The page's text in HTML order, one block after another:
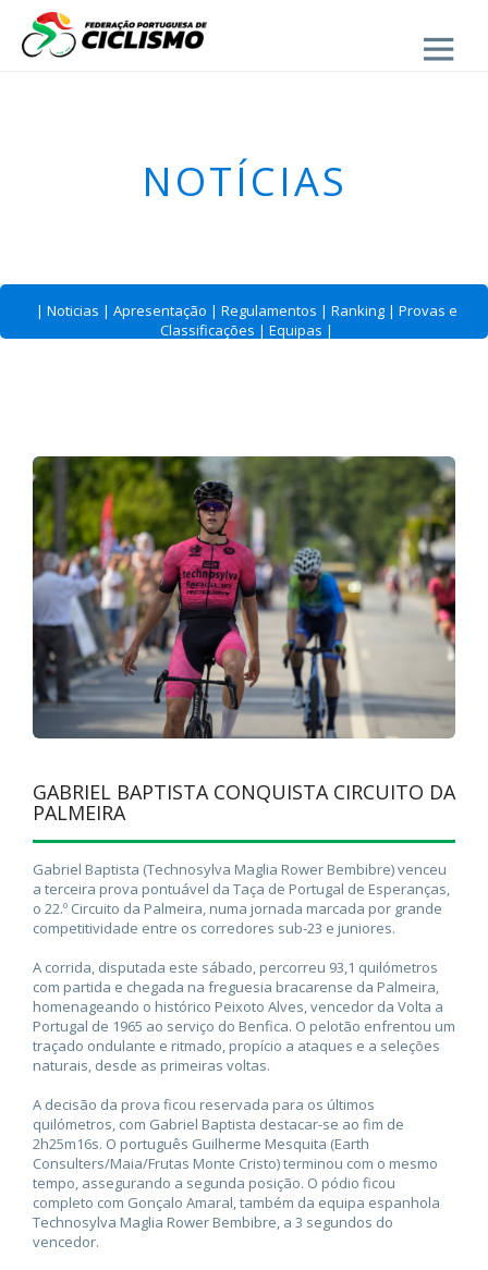
Close
- Estrada
NOTÍCIAS
| Noticias | Apresentação | Regulamentos | Ranking | Provas e
Classificações | Equipas |
GABRIEL BAPTISTA CONQUISTA CIRCUITO DA
PALMEIRA
Gabriel Baptista (Technosylva Maglia Rower Bembibre) venceu
a terceira prova pontuável da Taça de Portugal de Esperanças,
o 22.º Circuito da Palmeira, numa jornada marcada por grande
competitividade entre os corredores sub-23 e juniores.
A corrida, disputada este sábado, percorreu 93,1 quilómetros
com partida e chegada na freguesia bracarense da Palmeira,
homenageando o histórico Peixoto Alves, vencedor da Volta a
Portugal de 1965 ao serviço do Benfica. O pelotão enfrentou um
traçado ondulante e ritmado, propício a ataques e a seleções
naturais, desde as primeiras voltas.
A decisão da prova ficou reservada para os últimos
quilómetros, com Gabriel Baptista destacar-se ao fim de
2h25m16s. O português Guilherme Mesquita (Earth
Consulters/Maia/Frutas Monte Cristo) terminou com o mesmo
tempo, assegurando a segunda posição. O pódio ficou
completo com Gonçalo Amaral, também da equipa espanhola
Technosylva Maglia Rower Bembibre, a 3 segundos do
vencedor.